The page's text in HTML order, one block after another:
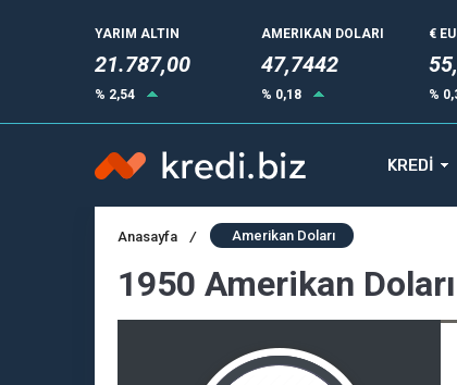
YARIM ALTIN
21.787,00
% 2,54
AMERIKAN DOLARI
47,7442
% 0,18
€
%
KREDİ
Anasayfa / Amerikan Doları
1950 Amerikan